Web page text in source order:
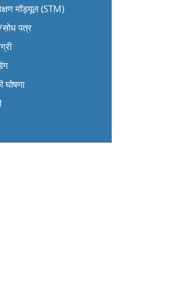
मॉड्यूल (STM)
पत्र
घोषणा